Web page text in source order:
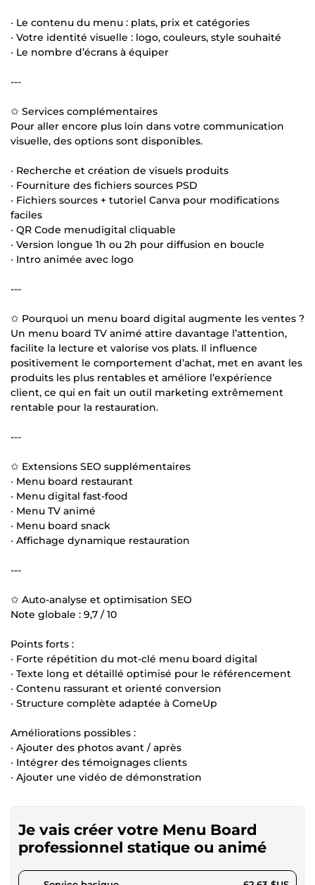
· Le contenu du menu : plats, prix et catégories
· Votre identité visuelle : logo, couleurs, style souhaité
· Le nombre d’écrans à équiper
---
✩ Services complémentaires
Pour aller encore plus loin dans votre communication
visuelle, des options sont disponibles.
· Recherche et création de visuels produits
· Fourniture des fichiers sources PSD
· Fichiers sources + tutoriel Canva pour modifications
faciles
· QR Code menudigital cliquable
· Version longue 1h ou 2h pour diffusion en boucle
· Intro animée avec logo
---
✩ Pourquoi un menu board digital augmente les ventes ?
Un menu board TV animé attire davantage l’attention,
facilite la lecture et valorise vos plats. Il influence
positivement le comportement d’achat, met en avant les
produits les plus rentables et améliore l’expérience
client, ce qui en fait un outil marketing extrêmement
rentable pour la restauration.
---
✩ Extensions SEO supplémentaires
· Menu board restaurant
· Menu digital fast-food
· Menu TV animé
· Menu board snack
· Affichage dynamique restauration
---
✩ Auto-analyse et optimisation SEO
Note globale : 9,7 / 10
Points forts :
· Forte répétition du mot-clé menu board digital
· Texte long et détaillé optimisé pour le référencement
· Contenu rassurant et orienté conversion
· Structure complète adaptée à ComeUp
Améliorations possibles :
· Ajouter des photos avant / après
· Intégrer des témoignages clients
· Ajouter une vidéo de démonstration
Je vais créer votre Menu Board
professionnel statique ou animé